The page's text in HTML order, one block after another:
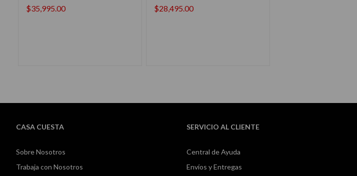
$35,995.00 $28,495.00
CASA CUESTA
Sobre Nosotros
Trabaja con Nosotros
SERVICIO AL CLIENTE
Central de Ayuda
Envíos y Entregas